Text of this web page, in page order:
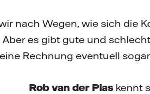
nach Wegen, wie sich die
Aber es gibt gute und
Rechnung eventuell
Rob van der Plaskennt